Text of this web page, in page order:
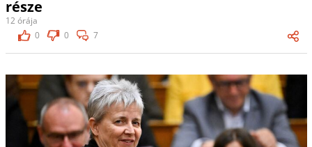
része
12 órája
0
0 7